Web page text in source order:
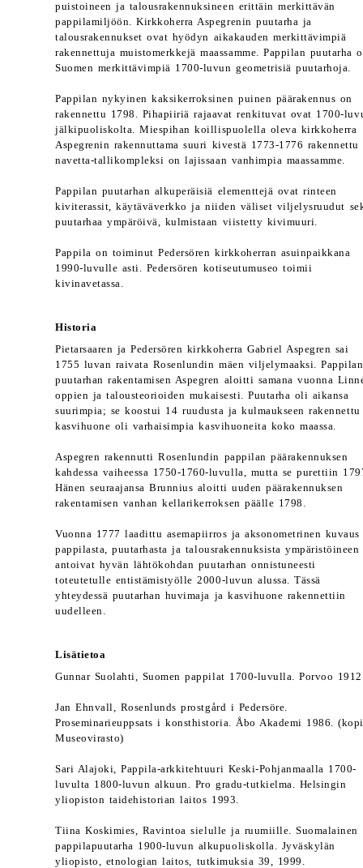
puistoineen ja talousrakennuksineen erittäin merkittävän
pappilamiljöön. Kirkkoherra Aspegrenin puutarha ja
talousrakennukset ovat hyödyn aikakauden merkittävimpiä
rakennettuja muistomerkkejä maassamme. Pappilan puutarha
Suomen merkittävimpiä 1700-luvun geometrisiä puutarhoja.
Pappilan nykyinen kaksikerroksinen puinen päärakennus on
rakennettu 1798. Pihapiiriä rajaavat renkituvat ovat 1700-
jälkipuoliskolta. Miespihan koillispuolella oleva kirkkoherra
Aspegrenin rakennuttama suuri kivestä 1773-1776 rakennettu
navetta-tallikompleksi on lajissaan vanhimpia maassamme.
Pappilan puutarhan alkuperäisiä elementtejä ovat rinteen
kiviterassit, käytäväverkko ja niiden väliset viljelysruudut
puutarhaa ympäröivä, kulmistaan viistetty kivimuuri.
Pappila on toiminut Pedersören kirkkoherran asuinpaikkana
1990-luvulle asti. Pedersören kotiseutumuseo toimii
kivinavetassa.
Historia
Pietarsaaren ja Pedersören kirkkoherra Gabriel Aspegren sai
1755 luvan raivata Rosenlundin mäen viljelymaaksi. Pappilan
puutarhan rakentamisen Aspegren aloitti samana vuonna
oppien ja talousteorioiden mukaisesti. Puutarha oli aikansa
suurimpia; se koostui 14 ruudusta ja kulmaukseen rakennettu
kasvihuone oli varhaisimpia kasvihuoneita koko maassa.
Aspegren rakennutti Rosenlundin pappilan päärakennuksen
kahdessa vaiheessa 1750-1760-luvulla, mutta se purettiin
Hänen seuraajansa Brunnius aloitti uuden päärakennuksen
rakentamisen vanhan kellarikerroksen päälle 1798.
Vuonna 1777 laadittu asemapiirros ja aksonometrinen kuvaus
pappilasta, puutarhasta ja talousrakennuksista ympäristöineen
antoivat hyvän lähtökohdan puutarhan onnistuneesti
toteutetulle entistämistyölle 2000-luvun alussa. Tässä
yhteydessä puutarhan huvimaja ja kasvihuone rakennettiin
uudelleen.
Lisätietoa
Gunnar Suolahti, Suomen pappilat 1700-luvulla. Porvoo
Jan Ehnvall, Rosenlunds prostgård i Pedersöre.
Proseminarieuppsats i konsthistoria. Åbo Akademi 1986.
Museovirasto)
Sari Alajoki, Pappila-arkkitehtuuri Keski-Pohjanmaalla 1700-
luvulta 1800-luvun alkuun. Pro gradu-tutkielma. Helsingin
yliopiston taidehistorian laitos 1993.
Tiina Koskimies, Ravintoa sielulle ja ruumiille. Suomalainen
pappilapuutarha 1900-luvun alkupuoliskolla. Jyväskylän
yliopisto, etnologian laitos, tutkimuksia 39, 1999.